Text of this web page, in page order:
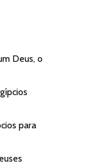
Deus, o
para